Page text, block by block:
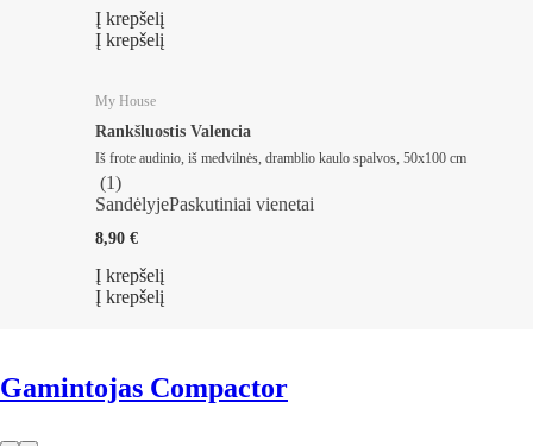
Į krepšelį
Į krepšelį
My House
Rankšluostis Valencia
Iš frote audinio, iš medvilnės, dramblio kaulo spalvos, 50x100 cm
(1)
SandėlyjePaskutiniai vienetai
8,90 €
Į krepšelį
Į krepšelį
Gamintojas Compactor